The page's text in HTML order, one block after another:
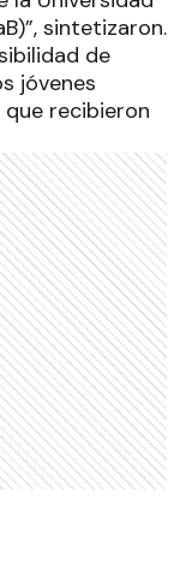
sintetizaron.
de
jóvenes
recibieron